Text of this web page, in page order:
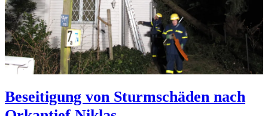
Beseitigung von Sturmschäden nach